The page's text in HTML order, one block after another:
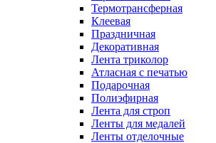
Термотрансферная
Клеевая
Праздничная
Декоративная
Лента триколор
Атласная с печатью
Подарочная
Полиэфирная
Лента для строп
Ленты для медалей
Ленты отделочные